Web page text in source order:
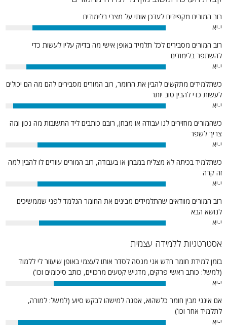
רוב המורים מקפידים לעדכן אותי על מצבי בלימודים
י-יא
83%
רוב המורים מסבירים לכל תלמיד באופן אישי מה בדיוק עליו לעשות כדי
להשתפר בלימודים
י-יא
87%
כשתלמידים מתקשים להבין את החומר, רוב המורים מסבירים להם מה הם יכולים
לעשות כדי להבין טוב יותר
י-יא
95%
כשהמורים מחזירים לנו עבודה או מבחן, רובם כותבים ליד התשובות מה נכון ומה
צריך לשפר
י-יא
80%
כשתלמיד בכיתה לא מצליח במבחן או בעבודה, רוב המורים עוזרים לו להבין למה
זה קרה
י-יא
80%
רוב המורים מוודאים שהתלמידים מבינים את החומר הנלמד לפני שממשיכים
לנושא הבא
י-יא
79%
אסטרטגיות ללמידה עצמית
בזמן למידת חומר חדש אני מנסה לסדר אותו לעצמי באופן שיעזור לי ללמוד
(למשל: כותב ראשי פרקים, מדגיש קטעים מרכזיים, כותב סיכומים וכו')
י-יא
70%
אם אינני מבין חומר כלשהוא, אפנה למישהו לבקש סיוע (למשל: למורה,
לתלמיד אחר וכו')
י-יא
92%